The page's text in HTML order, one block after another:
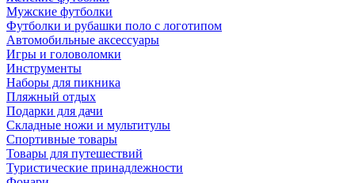
Мужские футболки
Футболки и рубашки поло с логотипом
Автомобильные аксессуары
Игры и головоломки
Инструменты
Наборы для пикника
Пляжный отдых
Подарки для дачи
Складные ножи и мультитулы
Спортивные товары
Товары для путешествий
Туристические принадлежности